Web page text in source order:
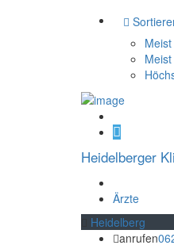
Heidelberger
Ärzte
Heidelberg
anrufen